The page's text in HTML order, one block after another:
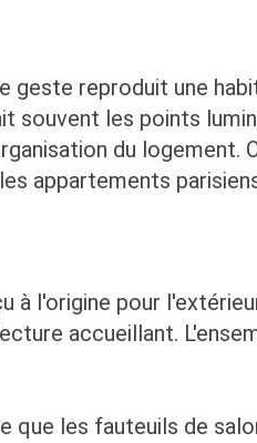
reproduit une
souvent les points
du logement.
appartements
l'origine pour
accueillant.
les fauteuils de